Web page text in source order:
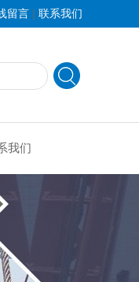
留言 | 联系我们
我们